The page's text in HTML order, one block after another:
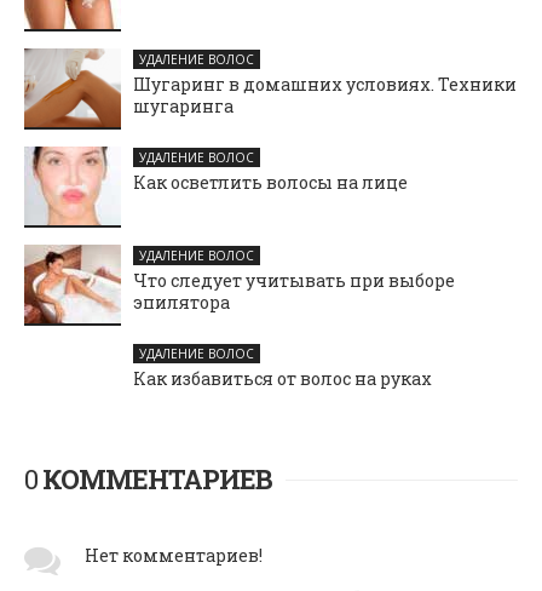
УДАЛЕНИЕ ВОЛОС
Шугаринг в домашних условиях. Техники
шугаринга
УДАЛЕНИЕ ВОЛОС
Как осветлить волосы на лице
УДАЛЕНИЕ ВОЛОС
Что следует учитывать при выборе
эпилятора
УДАЛЕНИЕ ВОЛОС
Как избавиться от волос на руках
0КОММЕНТАРИЕВ
Нет комментариев!